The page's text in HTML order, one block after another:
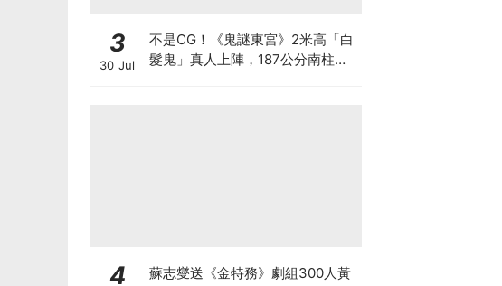
3
30 Jul
不是CG！《鬼謎東宮》2米高「白
髮鬼」真人上陣，187公分南柱赫
4
蘇志燮送《金特務》劇組300人黃